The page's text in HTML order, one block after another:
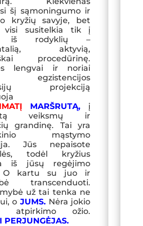
šį sąmoningumo ir
kryžių savyje, bet
visi susitelkia tik į
iš rodyklių –
aktyvią,
procedūrinę.
lengvai ir noriai
egzistencijos
projekciją
MARŠRUTĄ, į
veiksmų ir
grandinę. Tai yra
mąstymo
Jūs nepaisote
todėl kryžius
iš jūsų regėjimo
O kartu su juo ir
transcenduoti.
už tai tenka ne
o JUMS. Nėra jokio
atpirkimo ožio.
PERJUNGĖJAS.